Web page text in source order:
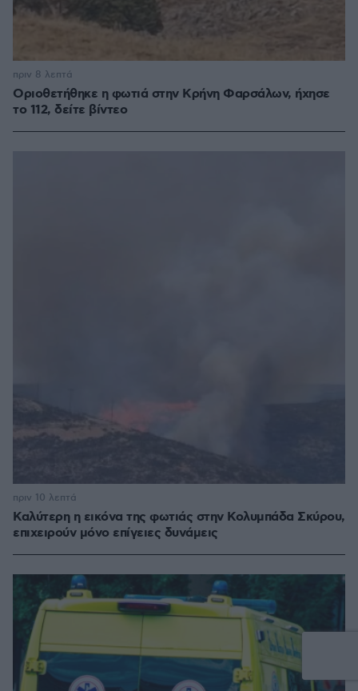
Οριοθετήθηκε η φωτιά στην Κρήνη Φαρσάλων, ήχησε
το 112, δείτε βίντεο
πριν 8 λεπτά
Καλύτερη η εικόνα της φωτιάς στην Κολυμπάδα Σκύρου,
επιχειρούν μόνο επίγειες δυνάμεις
πριν 10 λεπτά